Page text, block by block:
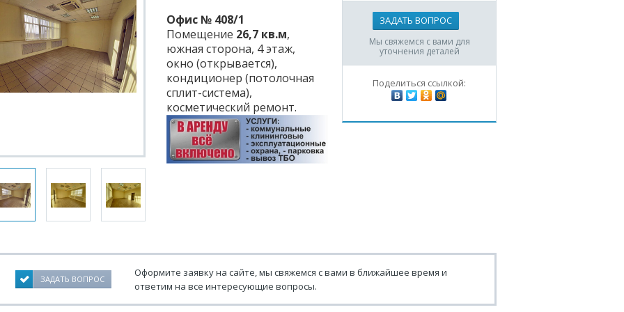
Офис № 408/1
Помещение 26,7 кв.м,
южная сторона, 4 этаж,
окно (открывается),
кондиционер (потолочная
сплит-система),
косметический ремонт.
ЗАДАТЬ ВОПРОС
Мы свяжемся с вами для
уточнения деталей
Поделиться ссылкой:
ЗАДАТЬ ВОПРОС
Оформите заявку на сайте, мы свяжемся с вами в ближайшее время и
ответим на все интересующие вопросы.